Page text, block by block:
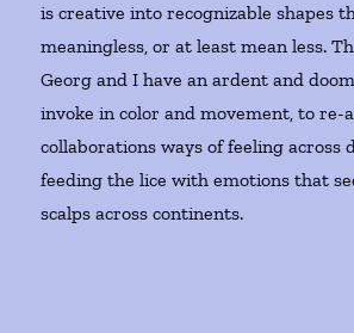
is creative into recognizable shapes
meaningless, or at least mean less.
Georg and I have an ardent and
invoke in color and movement, to re-
collaborations ways of feeling across
feeding the lice with emotions that
scalps across continents.